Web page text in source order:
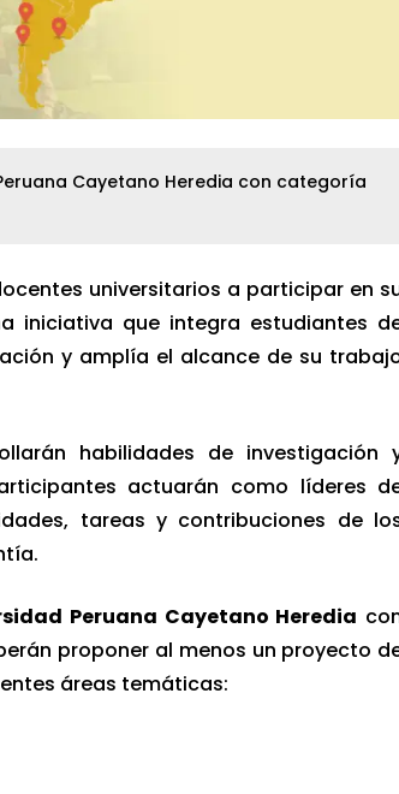
Cayetano Heredia con categoría
universitarios a participar en
iniciativa que integra estudiantes
y amplía el alcance de su
habilidades de investigación
actuarán como líderes
tareas y contribuciones de
Peruana Cayetano Heredia
proponer al menos un proyecto
áreas temáticas: